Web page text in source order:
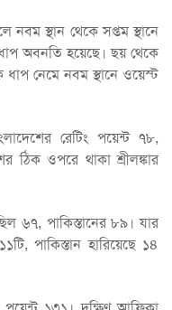
নবম স্থান থেকে সপ্তম স্থানে
অবনতি হয়েছে। ছয় থেকে
নেমে নবম স্থানে ওয়েস্ট
রেটিং পয়েন্ট ৭৮,
ঠিক ওপরে থাকা শ্রীলঙ্কার
৬৭, পাকিস্তানের ৮৯। যার
পাকিস্তান হারিয়েছে ১৪